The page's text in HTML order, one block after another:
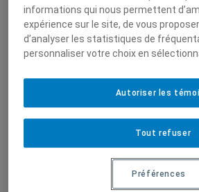
sur le droit international
et la mondialisation
(CÉDIM)
Produit par
d'études sur le
informations qui nous permettent
expérience sur le site, de vous
d’analyser les statistiques de
personnaliser votre choix en
Tout refuser
Autoriser les
Préférences